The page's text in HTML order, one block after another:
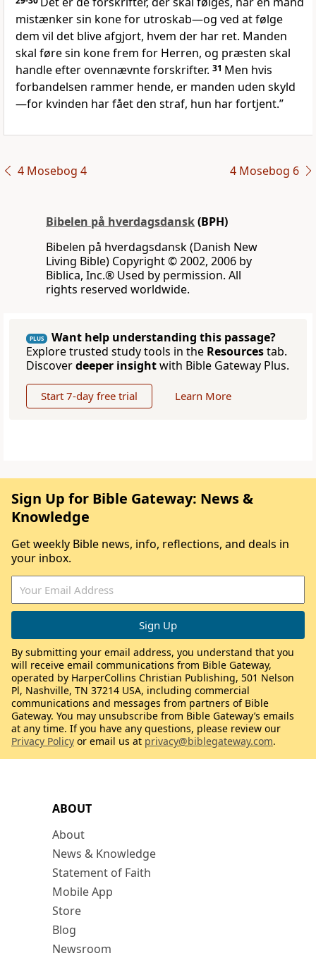
mistænker sin kone for utroskab—og ved at følge
dem vil det blive afgjort, hvem der har ret. Manden
skal føre sin kone frem for Herren, og præsten skal
handle efter ovennævnte forskrifter. 31 Men hvis
forbandelsen rammer hende, er manden uden skyld
—for kvinden har fået den straf, hun har fortjent.”
4 Mosebog 4 4 Mosebog 6
Bibelen på hverdagsdansk(BPH)
Bibelen på hverdagsdansk (Danish New
Living Bible) Copyright © 2002, 2006 by
Biblica, Inc.® Used by permission. All
rights reserved worldwide.
PLUS
Want help understanding this passage?
Explore trusted study tools in the Resourcestab.
Discoverdeeper insightwith Bible Gateway Plus.
Start 7-day free trial Learn More
ABOUT
About
News & Knowledge
Statement of Faith
Mobile App
Store
Blog
Newsroom
Sign Up for Bible Gateway: News &
Knowledge
Get weekly Bible news, info, reflections, and deals in
your inbox.
By submitting your email address, you understand that you
will receive email communications from Bible Gateway,
operated by HarperCollins Christian Publishing, 501 Nelson
Pl, Nashville, TN 37214 USA, including commercial
communications and messages from partners of Bible
Gateway. You may unsubscribe from Bible Gateway’s emails
at any time. If you have any questions, please review our
Privacy Policy or email us at privacy@biblegateway.com.